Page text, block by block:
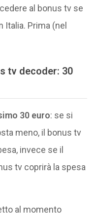
al bonus tv se
Italia. Prima (nel
tv decoder: 30
30 euro: se si
meno, il bonus tv
invece se il
tv coprirà la spesa
al momento